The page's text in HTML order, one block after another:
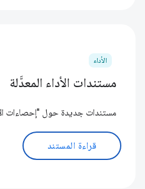
الأداء
مستندات الأداء المعدَّلة
مستندات جديدة حول "إحصاءات
قراءة المستند